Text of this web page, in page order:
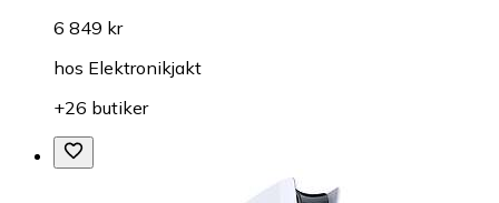
6 849 kr
hos Elektronikjakt
+26 butiker